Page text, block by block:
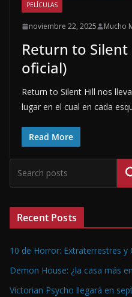
PELÍCULAS
noviembre 22, 2025 Mucho
Return to
oficial)
Return to Silent Hill nos
lugar en el cual en cada
Read More
Recent Posts
10 de Horror: Extraterrestres y
Demon House: ¿la casa más
Victorian Psycho llegará en